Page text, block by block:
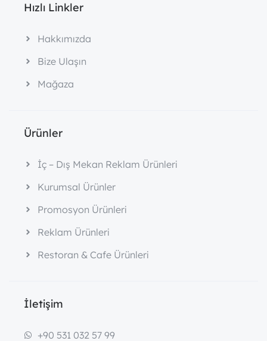
Hızlı Linkler
Hakkımızda
Bize Ulaşın
Mağaza
Ürünler
İç – Dış Mekan Reklam Ürünleri
Kurumsal Ürünler
Promosyon Ürünleri
Reklam Ürünleri
Restoran & Cafe Ürünleri
İletişim
+90 531 032 57 99